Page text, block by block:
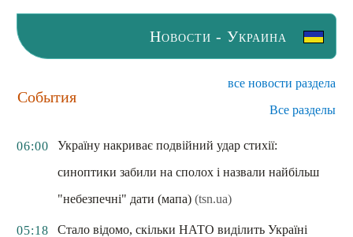
Новости - Украина
События
все новости раздела
Все разделы
06:00
Україну накриває подвійний удар стихії:
синоптики забили на сполох і назвали найбільш
"небезпечні" дати (мапа) (tsn.ua)
05:18
Стало відомо, скільки НАТО виділить Україні